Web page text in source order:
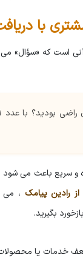
با
است که «سؤال»
و سریع باعث می
از رادین پیامک ، می
بگیرید.
خدمات یا